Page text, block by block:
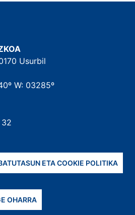
Usurbil
W: 03285º
ETA COOKIE POLITIKA
OHARRA